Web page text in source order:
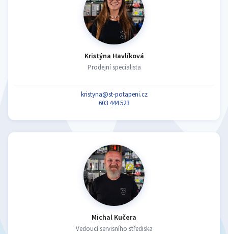
Kristýna Havlíková
Prodejní specialista
kristyna@st-potapeni.cz
603 444 523
Michal Kučera
Vedoucí servisního střediska